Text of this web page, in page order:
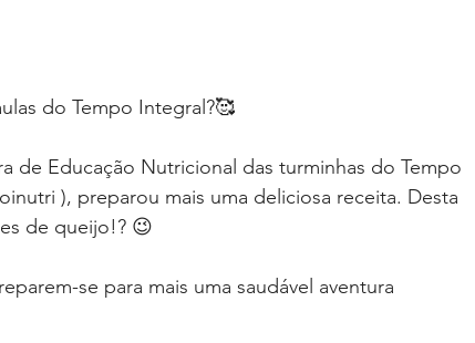
do Tempo Integral?⁣🥰⁣⁣
de Educação Nutricional das turminhas do Tempo
), preparou mais uma deliciosa receita. Desta
de queijo!? ⁣😉⁣⁣
se para mais uma saudável aventura